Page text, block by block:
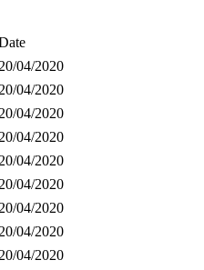
20/04/2020
20/04/2020
20/04/2020
20/04/2020
20/04/2020
20/04/2020
20/04/2020
20/04/2020
20/04/2020